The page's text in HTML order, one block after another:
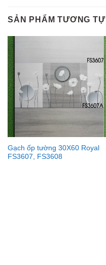
SẢN PHẨM TƯƠNG TỰ
Gạch ốp tường 30X60 Royal
FS3607, FS3608